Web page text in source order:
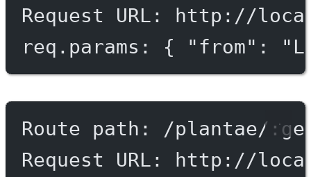
Request URL: http://
req.params: { "from":
Route path: /plantae/
Request URL: http://